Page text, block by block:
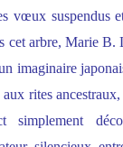
vœux suspendus
cet arbre, Marie B.
imaginaire
rites ancestraux,
simplement